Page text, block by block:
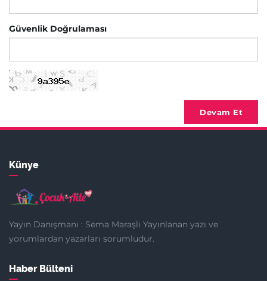
Güvenlik Doğrulaması
Devam Et
Künye
Yayın Danışmanı : Sema Maraşlı Yayınlanan yazı ve
yorumlardan yazarları sorumludur.
Haber Bülteni